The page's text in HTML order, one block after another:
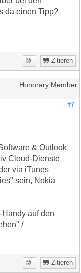
da einen Tipp?
Zitieren
Honorary Member
#7
& Outlook
Cloud-Dienste
via iTunes
sein, Nokia
auf den
/
Zitieren